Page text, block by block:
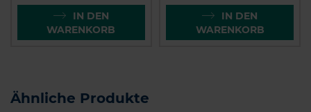
IN DEN
WARENKORB
IN DEN
WARENKORB
Ähnliche Produkte